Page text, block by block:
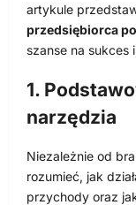
artykule
przedsiębiorca
szanse na sukces
1.
narzędzia
Niezależnie od
rozumieć, jak
przychody oraz